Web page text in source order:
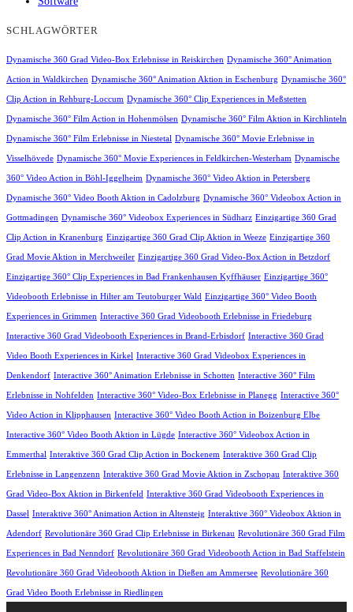
SCHLAGWÖRTER
Dynamische 360 Grad Video-Box Erlebnisse in Reiskirchen Dynamische 360° Animation
Action in Waldkirchen Dynamische 360° Animation Aktion in Eschenburg Dynamische 360°
Clip Action in Rehburg-Loccum Dynamische 360° Clip Experiences in Meßstetten
Dynamische 360° Film Action in Hohenmölsen Dynamische 360° Film Aktion in Kirchlinteln
Dynamische 360° Film Erlebnisse in Niestetal Dynamische 360° Movie Erlebnisse in
Visselhövede Dynamische 360° Movie Experiences in Feldkirchen-Westerham Dynamische
360° Video Action in Böhl-Iggelheim Dynamische 360° Video Aktion in Petersberg
Dynamische 360° Video Booth Aktion in Cadolzburg Dynamische 360° Videobox Action in
Gottmadingen Dynamische 360° Videobox Experiences in Südharz Einzigartige 360 Grad
Clip Action in Kranenburg Einzigartige 360 Grad Clip Aktion in Weeze Einzigartige 360
Grad Movie Aktion in Merchweiler Einzigartige 360 Grad Video-Box Action in Betzdorf
Einzigartige 360° Clip Experiences in Bad Frankenhausen Kyffhäuser Einzigartige 360°
Videobooth Erlebnisse in Hilter am Teutoburger Wald Einzigartige 360° Video Booth
Experiences in Grimmen Interactive 360 Grad Videobooth Erlebnisse in Friedeburg
Interactive 360 Grad Videobooth Experiences in Brand-Erbisdorf Interactive 360 Grad
Video Booth Experiences in Kirkel Interactive 360 Grad Videobox Experiences in
Denkendorf Interactive 360° Animation Erlebnisse in Schotten Interactive 360° Film
Erlebnisse in Nohfelden Interactive 360° Video-Box Erlebnisse in Planegg Interactive 360°
Video Action in Klipphausen Interactive 360° Video Booth Action in Boizenburg Elbe
Interactive 360° Video Booth Aktion in Lügde Interactive 360° Videobox Action in
Emmerthal Interaktive 360 Grad Clip Action in Bockenem Interaktive 360 Grad Clip
Erlebnisse in Langenzenn Interaktive 360 Grad Movie Aktion in Zschopau Interaktive 360
Grad Video-Box Aktion in Birkenfeld Interaktive 360 Grad Videobooth Experiences in
Dassel Interaktive 360° Animation Action in Altensteig Interaktive 360° Videobox Aktion in
Adendorf Revolutionäre 360 Grad Clip Erlebnisse in Birkenau Revolutionäre 360 Grad Film
Experiences in Bad Nenndorf Revolutionäre 360 Grad Videobooth Action in Bad Staffelstein
Revolutionäre 360 Grad Videobooth Aktion in Dießen am Ammersee Revolutionäre 360
Grad Video Booth Erlebnisse in Riedlingen